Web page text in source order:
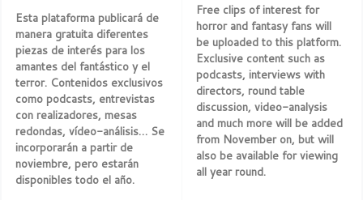
Esta plataforma publicará de
manera gratuita diferentes
piezas de interés para los
amantes del fantástico y el
terror. Contenidos exclusivos
como podcasts, entrevistas
con realizadores, mesas
redondas, vídeo-análisis… Se
incorporarán a partir de
noviembre, pero estarán
disponibles todo el año.
Free clips of interest for
horror and fantasy fans will
be uploaded to this platform.
Exclusive content such as
podcasts, interviews with
directors, round table
discussion, video-analysis
and much more will be added
from November on, but will
also be available for viewing
all year round.